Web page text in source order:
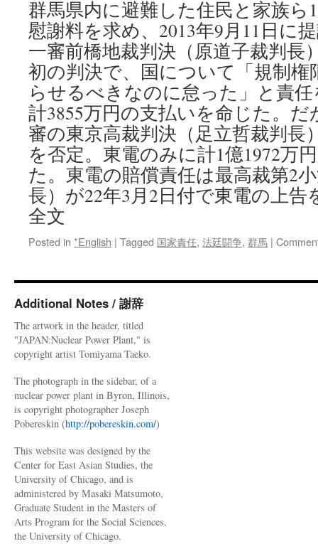
群馬県内に避難した住民と家族ら
慰謝料を求め、2013年9月11日に
一審前橋地裁判決（原道子裁判長
初の判決で、国について「規制権
らせるべきなのに怠った」と責
計3855万円の支払いを命じた。だ
審の東京高裁判決（足立哲裁判長
を否定。東電のみに計1億1972万
た。東電の賠償責任は最高裁第2
長）が22年3月2日付で東電の上
全文
Posted in *English | Tagged 国家責任, 法廷闘争, 群馬 |
Additional Notes / 謝辞
The artwork in the header, titled
"JAPAN:Nuclear Power Plant," is
copyright artist Tomiyama Taeko.
The photograph in the sidebar, of a
nuclear power plant in Byron, Illinois,
is copyright photographer Joseph
Pobereskin (http://pobereskin.com/)
This website was designed by the
Center for East Asian Studies, the
University of Chicago, and is
administered by Masaki Matsumoto,
Graduate Student in the Masters of
Arts Program for the Social Sciences,
the University of Chicago.